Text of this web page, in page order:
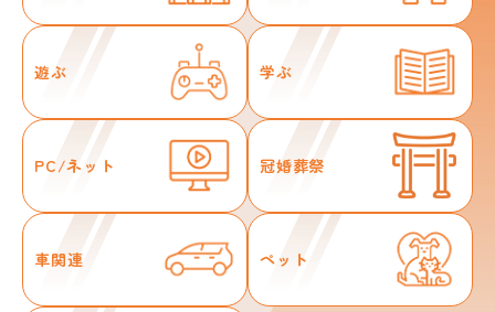
遊ぶ 学ぶ
PC/ネット 冠婚葬祭
車関連 ペット